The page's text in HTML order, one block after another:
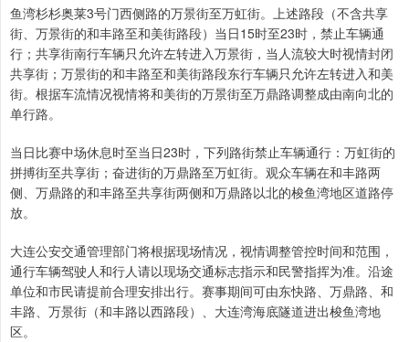
鱼湾杉杉奥莱3号门西侧路的万景街至万虹街。上述路段（不含共享
街、万景街的和丰路至和美街路段）当日15时至23时，禁止车辆通
行；共享街南行车辆只允许左转进入万景街，当人流较大时视情封闭
共享街；万景街的和丰路至和美街路段东行车辆只允许左转进入和美
街。根据车流情况视情将和美街的万景街至万鼎路调整成由南向北的
单行路。
当日比赛中场休息时至当日23时，下列路街禁止车辆通行：万虹街的
拼搏街至共享街；奋进街的万鼎路至万虹街。观众车辆在和丰路两
侧、万鼎路的和丰路至共享街两侧和万鼎路以北的梭鱼湾地区道路停
放。
大连公安交通管理部门将根据现场情况，视情调整管控时间和范围，
通行车辆驾驶人和行人请以现场交通标志指示和民警指挥为准。沿途
单位和市民请提前合理安排出行。赛事期间可由东快路、万鼎路、和
丰路、万景街（和丰路以西路段）、大连湾海底隧道进出梭鱼湾地
区。